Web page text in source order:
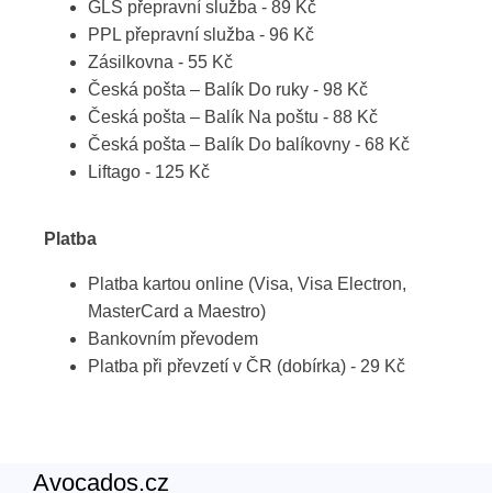
GLS přepravní služba - 89 Kč
PPL přepravní služba - 96 Kč
Zásilkovna - 55 Kč
Česká pošta – Balík Do ruky - 98 Kč
Česká pošta – Balík Na poštu - 88 Kč
Česká pošta – Balík Do balíkovny - 68 Kč
Liftago - 125 Kč
Platba
Platba kartou online (Visa, Visa Electron,
MasterCard a Maestro)
Bankovním převodem
Platba při převzetí v ČR (dobírka) - 29 Kč
Avocados.cz